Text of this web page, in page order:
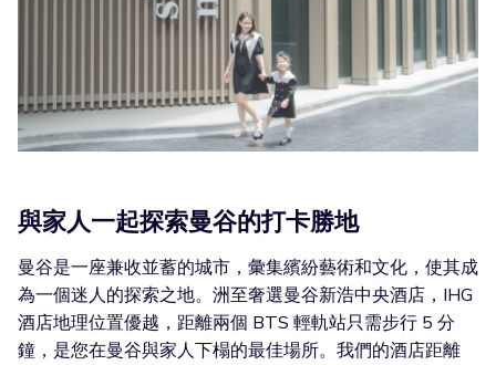
與家人一起探索曼谷的打卡勝地
曼谷是一座兼收並蓄的城市，彙集繽紛藝術和文化，使其成
為一個迷人的探索之地。洲至奢選曼谷新浩中央酒店，IHG
酒店地理位置優越，距離兩個 BTS 輕軌站只需步行 5 分
鐘，是您在曼谷與家人下榻的最佳場所。我們的酒店距離